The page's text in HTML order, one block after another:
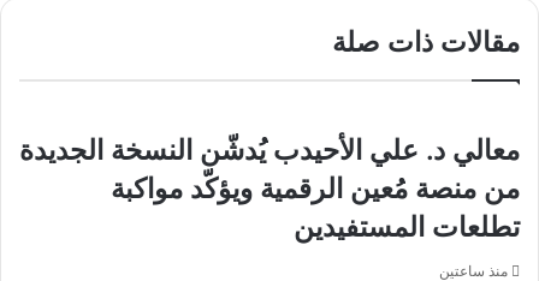
حائل
الدولي
مناطق
مثيرة
اليوم
مقالات ذات صلة
معالي د. علي الأحيدب يُدشّن النسخة الجديدة
من منصة مُعين الرقمية ويؤكّد مواكبة
تطلعات المستفيدين
منذ ساعتين